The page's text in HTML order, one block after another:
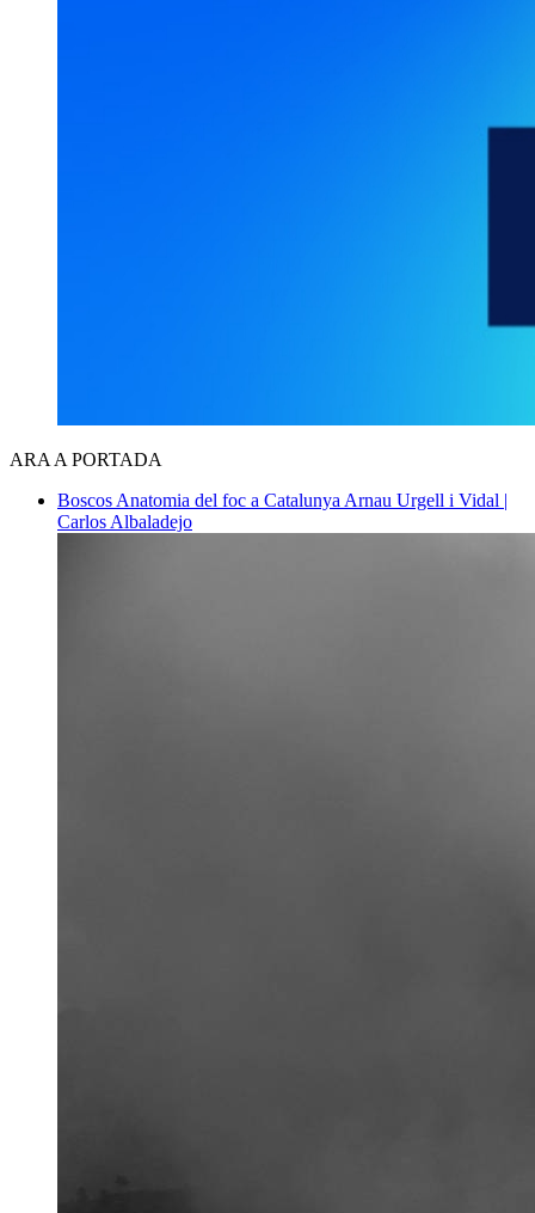
ARA A PORTADA
Boscos Anatomia del foc a Catalunya Arnau Urgell i Vidal |
Carlos Albaladejo